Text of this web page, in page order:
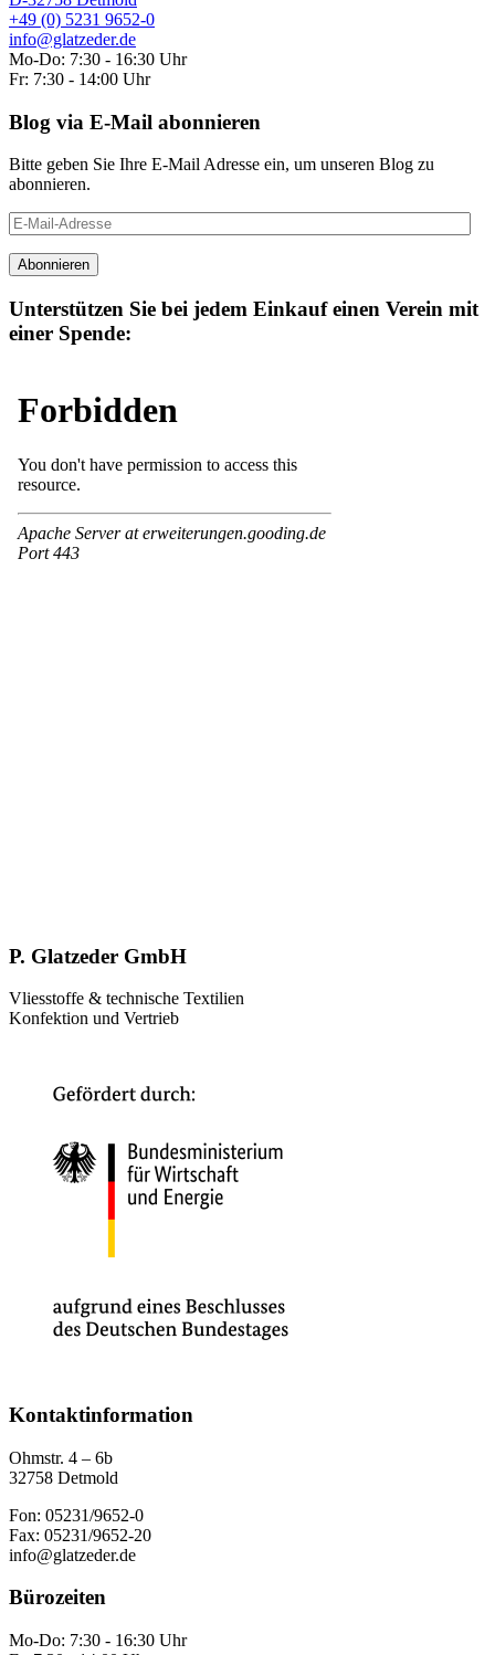
+49 (0) 5231 9652-0
info@glatzeder.de
Mo-Do: 7:30 - 16:30 Uhr
Fr: 7:30 - 14:00 Uhr
Blog via E-Mail abonnieren
Bitte geben Sie Ihre E-Mail Adresse ein, um unseren Blog zu
abonnieren.
E-
Mail-
Adresse
Abonnieren
Unterstützen Sie bei jedem Einkauf einen Verein mit
einer Spende:
P. Glatzeder GmbH
Vliesstoffe & technische Textilien
Konfektion und Vertrieb
Kontaktinformation
Ohmstr. 4 – 6b
32758 Detmold
Fon: 05231/9652-0
Fax: 05231/9652-20
info@glatzeder.de
Bürozeiten
Mo-Do: 7:30 - 16:30 Uhr